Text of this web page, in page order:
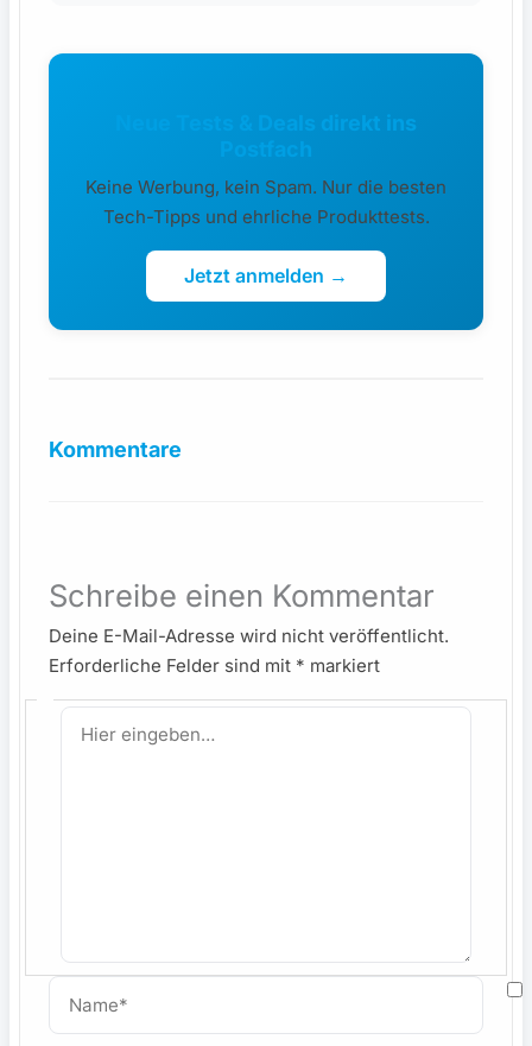
Neue Tests & Deals direkt ins
Postfach
Keine Werbung, kein Spam. Nur die besten
Tech-Tipps und ehrliche Produkttests.
Jetzt anmelden →
Kommentare
Schreibe einen Kommentar
Deine E-Mail-Adresse wird nicht veröffentlicht.
Erforderliche Felder sind mit * markiert
Hier
eingeben…